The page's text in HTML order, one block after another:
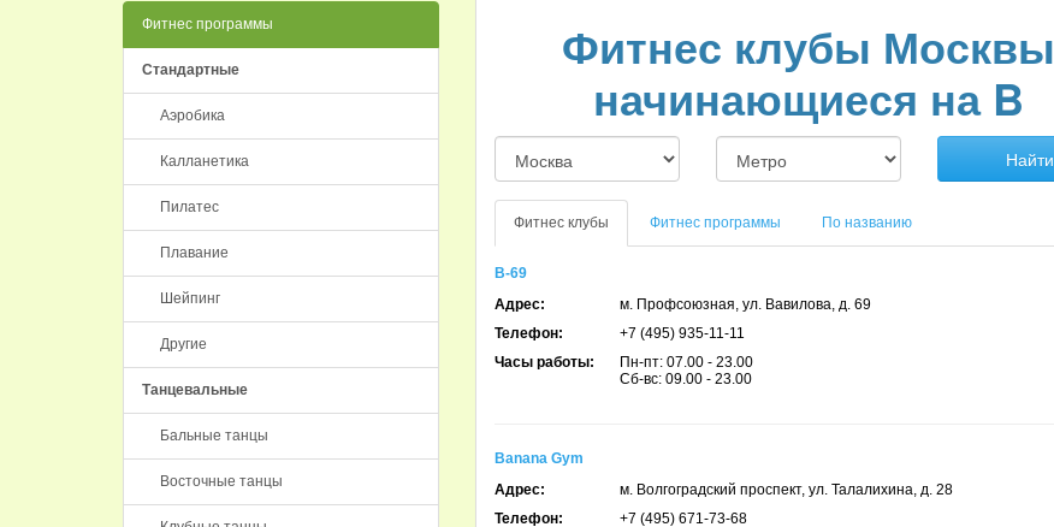
Фитнес программы
Стандартные
Аэробика
Калланетика
Пилатес
Плавание
Шейпинг
Другие
Танцевальные
Бальные танцы
Восточные танцы
Фитнес клубы Москвы
начинающиеся на B
Найти
Фитнес клубы Фитнес программы По названию
B-69
Адрес:
м. Профсоюзная, ул. Вавилова, д. 69
Телефон:
+7 (495) 935-11-11
Часы работы:
Пн-пт: 07.00 - 23.00
Сб-вс: 09.00 - 23.00
Banana Gym
Адрес:
м. Волгоградский проспект, ул. Талалихина, д. 28
Телефон:
+7 (495) 671-73-68